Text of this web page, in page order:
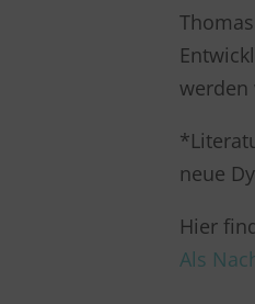
werden
neue
Hier
Als